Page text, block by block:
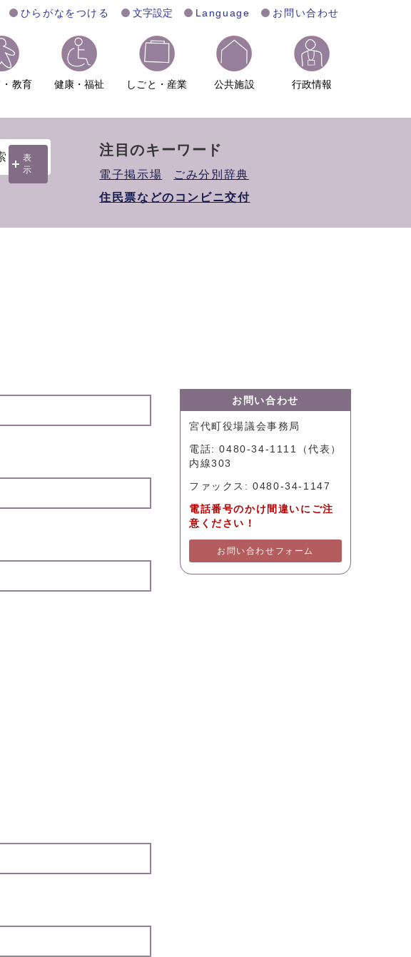
ひらがなをつける 文字設定 Language お問い合わせ
教育 健康・福祉 しごと・産業 公共施設 行政情報
表
示
注目のキーワード
電子掲示場
ごみ分別辞典
住民票などのコンビニ交付
お問い合わせ
宮代町役場議会事務局
電話: 0480-34-1111（代表）
内線303
ファックス: 0480-34-1147
電話番号のかけ間違いにご注
意ください！
お問い合わせフォーム